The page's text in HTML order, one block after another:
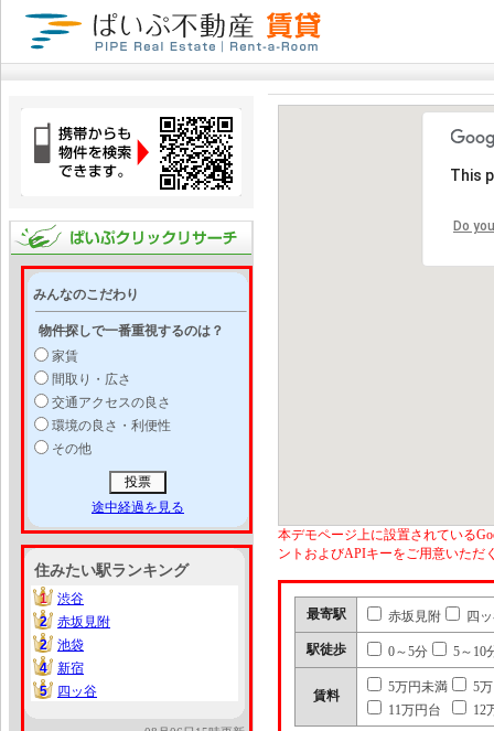
みんなのこだわり
物件探しで一番重視するのは？
家賃
間取り・広さ
交通アクセスの良さ
環境の良さ・利便性
その他
途中経過を見る
住みたい駅ランキング
1
1
渋谷
2
2
赤坂見附
2
2
池袋
4
4
新宿
5
5 四ッ谷
This
Do
本デモページ上に設置されている
ントおよびAPIキーをご用意いただ
最寄駅 赤坂見附 四
駅徒歩 0～5分 5～10
賃料
5万円未満
5
11万円台
12